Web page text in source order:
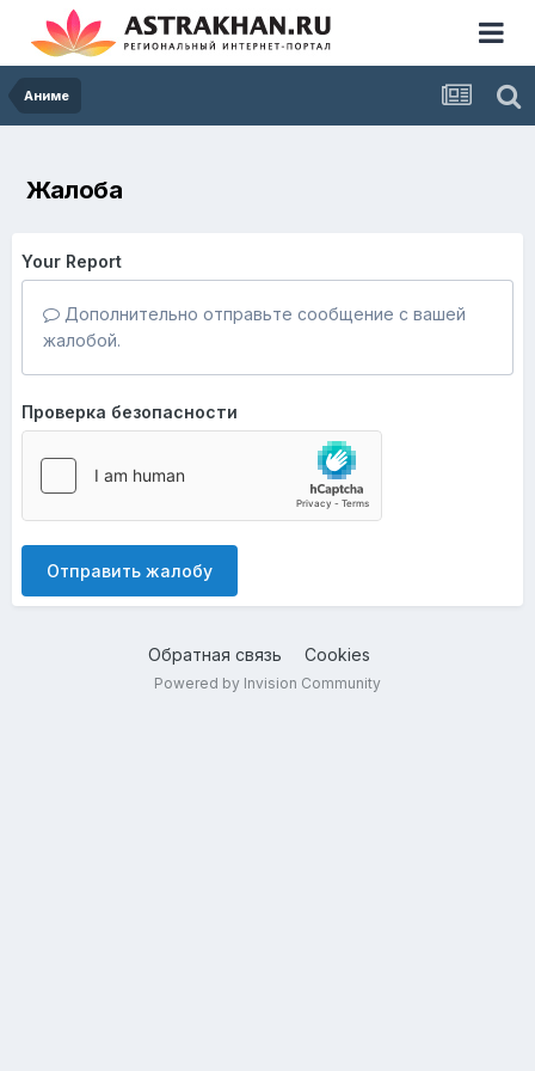
Аниме
Жалоба
Your Report
Дополнительно отправьте сообщение с вашей
жалобой.
Проверка безопасности
Отправить жалобу
Обратная связь Cookies
Powered by Invision Community